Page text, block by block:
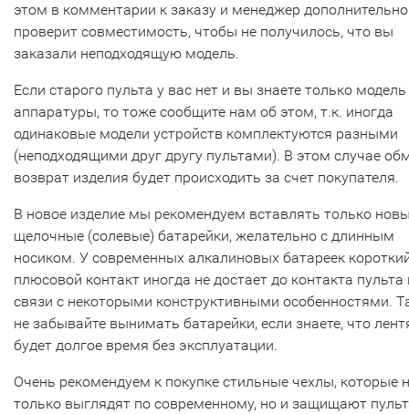
этом в комментарии к заказу и менеджер дополнительно
проверит совместимость, чтобы не получилось, что вы
заказали неподходящую модель.
Если старого пульта у вас нет и вы знаете только модель
аппаратуры, то тоже сообщите нам об этом, т.к. иногда
одинаковые модели устройств комплектуются разными
(неподходящими друг другу пультами). В этом случае
возврат изделия будет происходить за счет покупателя.
В новое изделие мы рекомендуем вставлять только
щелочные (солевые) батарейки, желательно с длинным
носиком. У современных алкалиновых батареек
плюсовой контакт иногда не достает до контакта пульта
связи с некоторыми конструктивными особенностями.
не забывайте вынимать батарейки, если знаете, что
будет долгое время без эксплуатации.
Очень рекомендуем к покупке стильные чехлы, которые
только выглядят по современному, но и защищают